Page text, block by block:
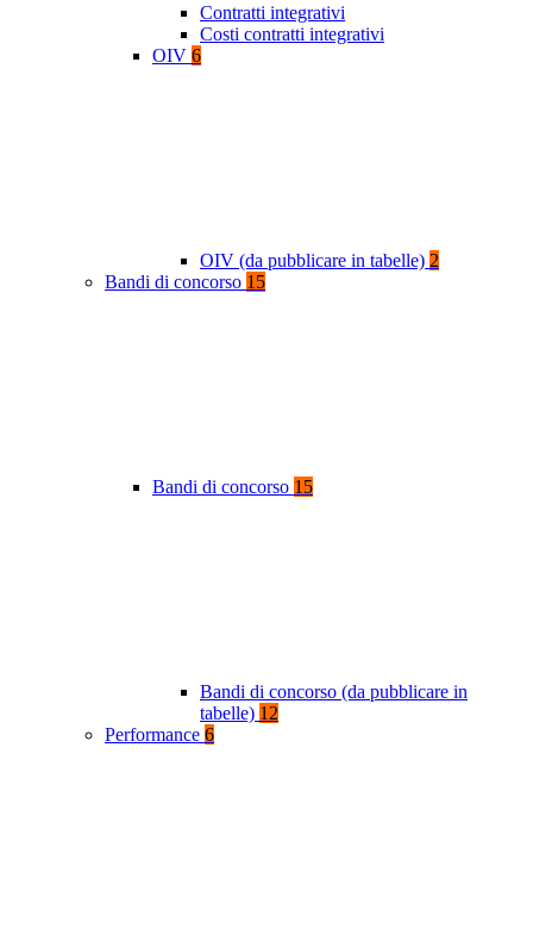
Contratti integrativi
Costi contratti integrativi
OIV 6
OIV (da pubblicare in tabelle) 2
Bandi di concorso 15
Bandi di concorso 15
Bandi di concorso (da pubblicare in
tabelle) 12
Performance 6